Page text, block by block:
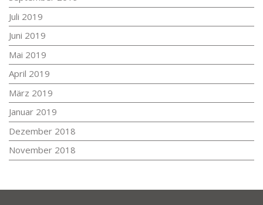
Juli 2019
Juni 2019
Mai 2019
April 2019
März 2019
Januar 2019
Dezember 2018
November 2018